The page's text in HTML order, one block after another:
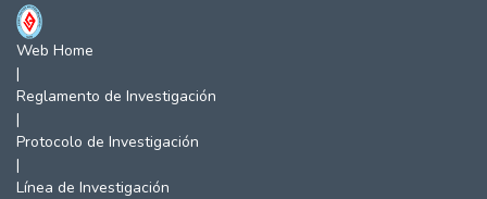
Web Home
|
Reglamento de Investigación
|
Protocolo de Investigación
|
Línea de Investigación